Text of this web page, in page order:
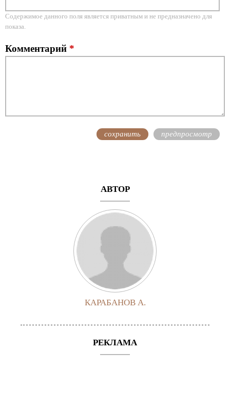
Содержимое данного поля является приватным и не предназначено для
показа.
Комментарий *
АВТОР
КАРАБАНОВ А.
РЕКЛАМА